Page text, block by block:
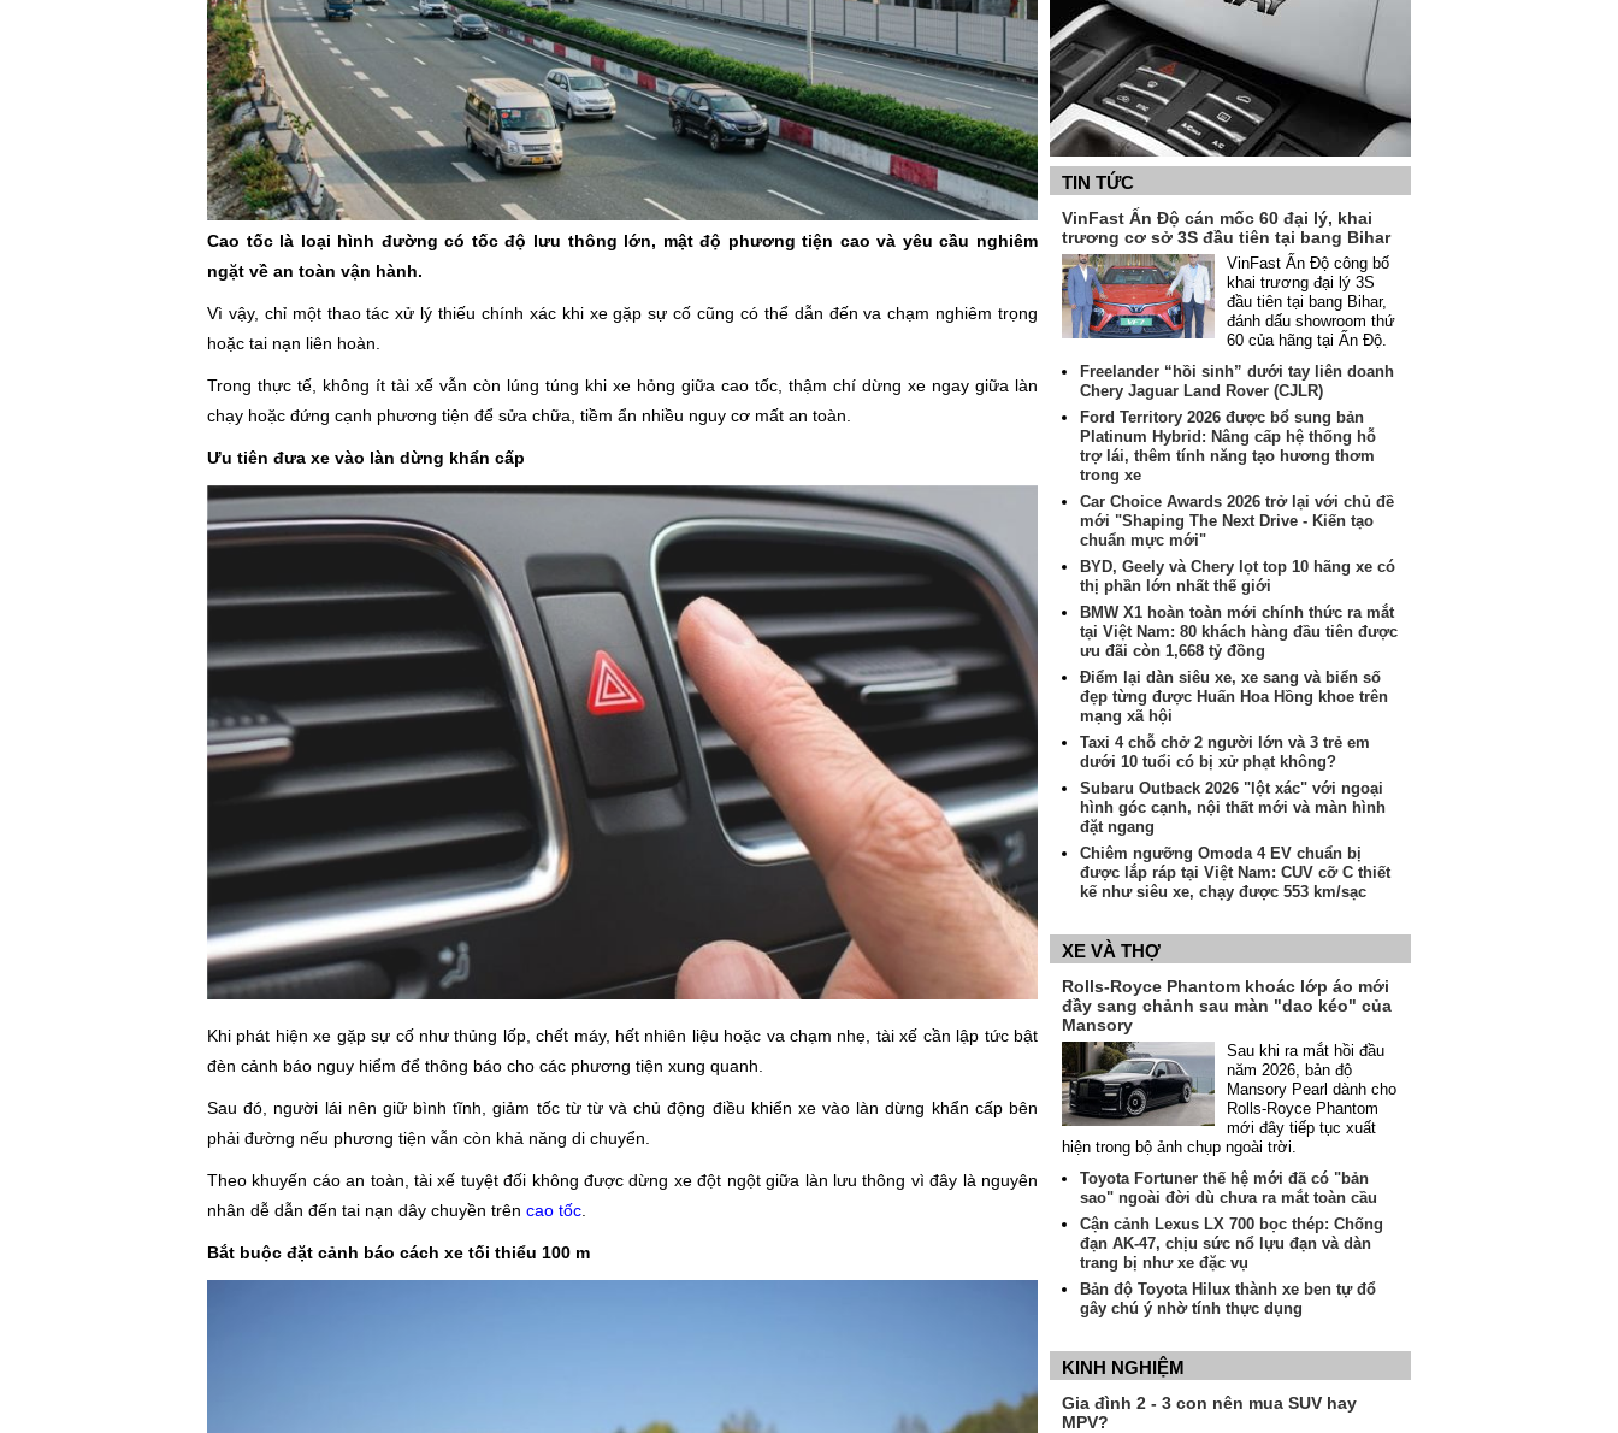
Cao tốc là loại hình đường có tốc độ lưu thông lớn, mật độ phương tiện cao và yêu cầu nghiêm
ngặt về an toàn vận hành.
Vì vậy, chỉ một thao tác xử lý thiếu chính xác khi xe gặp sự cố cũng có thể dẫn đến va chạm nghiêm trọng
hoặc tai nạn liên hoàn.
Trong thực tế, không ít tài xế vẫn còn lúng túng khi xe hỏng giữa cao tốc, thậm chí dừng xe ngay giữa làn
chạy hoặc đứng cạnh phương tiện để sửa chữa, tiềm ẩn nhiều nguy cơ mất an toàn.
Ưu tiên đưa xe vào làn dừng khẩn cấp
Khi phát hiện xe gặp sự cố như thủng lốp, chết máy, hết nhiên liệu hoặc va chạm nhẹ, tài xế cần lập tức bật
đèn cảnh báo nguy hiểm để thông báo cho các phương tiện xung quanh.
Sau đó, người lái nên giữ bình tĩnh, giảm tốc từ từ và chủ động điều khiển xe vào làn dừng khẩn cấp bên
phải đường nếu phương tiện vẫn còn khả năng di chuyển.
Theo khuyến cáo an toàn, tài xế tuyệt đối không được dừng xe đột ngột giữa làn lưu thông vì đây là nguyên
nhân dễ dẫn đến tai nạn dây chuyền trên cao tốc.
Bắt buộc đặt cảnh báo cách xe tối thiểu 100 m
TIN TỨC
VinFast Ấn Độ cán mốc 60 đại lý, khai
trương cơ sở 3S đầu tiên tại bang Bihar
VinFast Ấn Độ công bố
khai trương đại lý 3S
đầu tiên tại bang Bihar,
đánh dấu showroom thứ
60 của hãng tại Ấn Độ.
Freelander “hồi sinh” dưới tay liên doanh
Chery Jaguar Land Rover (CJLR)
Ford Territory 2026 được bổ sung bản
Platinum Hybrid: Nâng cấp hệ thống hỗ
trợ lái, thêm tính năng tạo hương thơm
trong xe
Car Choice Awards 2026 trở lại với chủ đề
mới "Shaping The Next Drive - Kiến tạo
chuẩn mực mới"
BYD, Geely và Chery lọt top 10 hãng xe có
thị phần lớn nhất thế giới
BMW X1 hoàn toàn mới chính thức ra mắt
tại Việt Nam: 80 khách hàng đầu tiên được
ưu đãi còn 1,668 tỷ đồng
Điểm lại dàn siêu xe, xe sang và biển số
đẹp từng được Huấn Hoa Hồng khoe trên
mạng xã hội
Taxi 4 chỗ chở 2 người lớn và 3 trẻ em
dưới 10 tuổi có bị xử phạt không?
Subaru Outback 2026 "lột xác" với ngoại
hình góc cạnh, nội thất mới và màn hình
đặt ngang
Chiêm ngưỡng Omoda 4 EV chuẩn bị
được lắp ráp tại Việt Nam: CUV cỡ C thiết
kế như siêu xe, chạy được 553 km/sạc
XE VÀ THỢ
Rolls-Royce Phantom khoác lớp áo mới
đầy sang chảnh sau màn "dao kéo" của
Mansory
Sau khi ra mắt hồi đầu
năm 2026, bản độ
Mansory Pearl dành cho
Rolls-Royce Phantom
mới đây tiếp tục xuất
hiện trong bộ ảnh chụp ngoài trời.
Toyota Fortuner thế hệ mới đã có "bản
sao" ngoài đời dù chưa ra mắt toàn cầu
Cận cảnh Lexus LX 700 bọc thép: Chống
đạn AK-47, chịu sức nổ lựu đạn và dàn
trang bị như xe đặc vụ
Bản độ Toyota Hilux thành xe ben tự đổ
gây chú ý nhờ tính thực dụng
KINH NGHIỆM
Gia đình 2 - 3 con nên mua SUV hay
MPV?